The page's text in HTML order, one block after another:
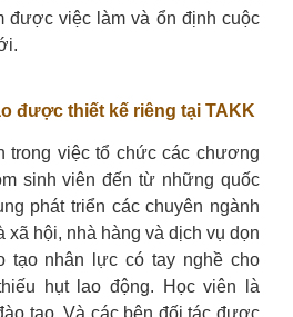
được việc làm và ổn định cuộc
được thiết kế riêng tại TAKK
trong việc tổ chức các chương
sinh viên đến từ những quốc
phát triển các chuyên ngành
xã hội, nhà hàng và dịch vụ dọn
tạo nhân lực có tay nghề cho
hụt lao động. Học viên là
tạo. Và các bên đối tác được